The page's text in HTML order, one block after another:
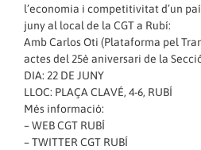
l’economia i competitivitat d’un
juny al local de la CGT a Rubí:
Amb Carlos Oti (Plataforma pel
actes del 25è aniversari de la
DIA: 22 DE JUNY
LLOC: PLAÇA CLAVÉ, 4-6, RUBÍ
Més informació:
–WEB CGT RUBÍ
–TWITTER CGT RUBÍ